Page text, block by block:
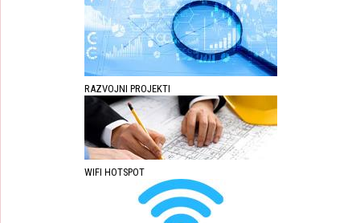
RAZVOJNI PROJEKTI
WIFI HOTSPOT